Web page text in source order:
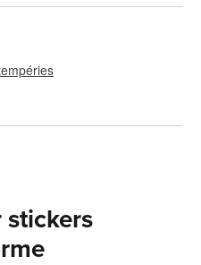
stickers